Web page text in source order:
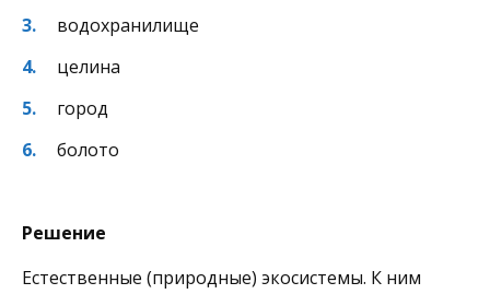
водохранилище
целина
город
болото
Решение
Естественные (природные) экосистемы. К ним